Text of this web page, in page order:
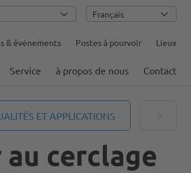
Français
& événements Postes à pourvoir Lieux
Service à propos de nous Contact
ET APPLICATIONS
cerclage